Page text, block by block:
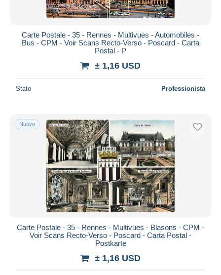
Bancontact
Maestro
Residenza del venditore
Aggiorna
Carte Postale - 35 - Rennes - Multivues - Automobiles -
Bus - CPM - Voir Scans Recto-Verso - Poscard - Carta
Postal - P
± 1,16 USD
Stato Professionista
Nuovo
Carte Postale - 35 - Rennes - Multivues - Blasons - CPM -
Voir Scans Recto-Verso - Poscard - Carta Postal -
Postkarte
± 1,16 USD